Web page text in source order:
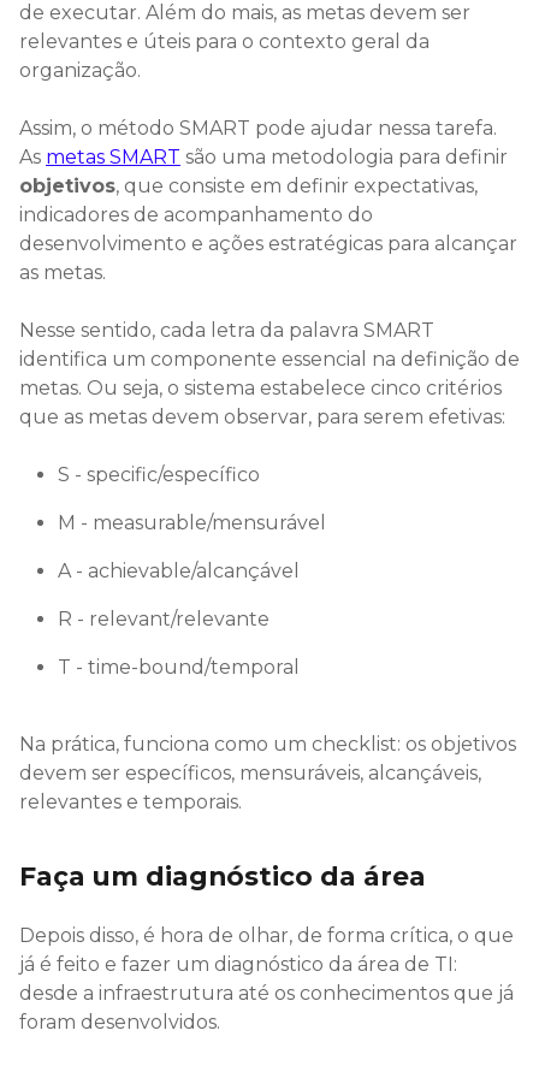
de executar. Além do mais, as metas devem ser
relevantes e úteis para o contexto geral da
organização.
Assim, o método SMART pode ajudar nessa tarefa.
As metas SMART são uma metodologia para definir
objetivos, que consiste em definir expectativas,
indicadores de acompanhamento do
desenvolvimento e ações estratégicas para alcançar
as metas.
Nesse sentido, cada letra da palavra SMART
identifica um componente essencial na definição de
metas. Ou seja, o sistema estabelece cinco critérios
que as metas devem observar, para serem efetivas:
S - specific/específico
M - measurable/mensurável
A - achievable/alcançável
R - relevant/relevante
T - time-bound/temporal
Na prática, funciona como um checklist: os objetivos
devem ser específicos, mensuráveis, alcançáveis,
relevantes e temporais.
Faça um diagnóstico da área
Depois disso, é hora de olhar, de forma crítica, o que
já é feito e fazer um diagnóstico da área de TI:
desde a infraestrutura até os conhecimentos que já
foram desenvolvidos.